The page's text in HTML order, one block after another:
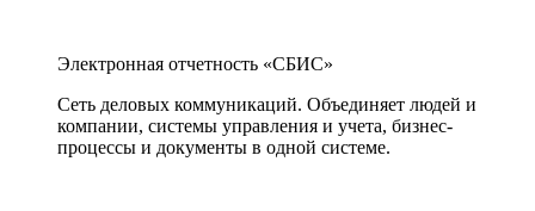
Электронная отчетность «СБИС»
Сеть деловых коммуникаций. Объединяет людей и
компании, системы управления и учета, бизнес-
процессы и документы в одной системе.